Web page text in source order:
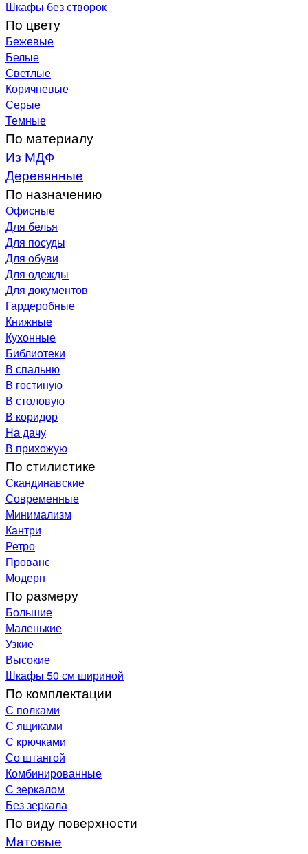
Шкафы без створок
По цвету
Бежевые
Белые
Светлые
Коричневые
Серые
Темные
По материалу
Из МДФ
Деревянные
По назначению
Офисные
Для белья
Для посуды
Для обуви
Для одежды
Для документов
Гардеробные
Книжные
Кухонные
Библиотеки
В спальню
В гостиную
В столовую
В коридор
На дачу
В прихожую
По стилистике
Скандинавские
Современные
Минимализм
Кантри
Ретро
Прованс
Модерн
По размеру
Большие
Маленькие
Узкие
Высокие
Шкафы 50 см шириной
По комплектации
С полками
С ящиками
С крючками
Со штангой
Комбинированные
С зеркалом
Без зеркала
По виду поверхности
Матовые